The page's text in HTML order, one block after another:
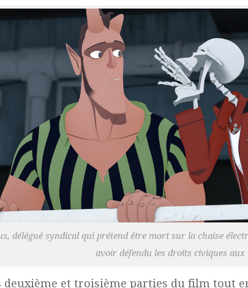
délégué syndical qui prétend être mort sur la chaise
avoir défendu les droits civiques aux
deuxième et troisième parties du film tout